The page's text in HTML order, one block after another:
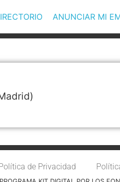
ANUNCIAR MI
de Privacidad